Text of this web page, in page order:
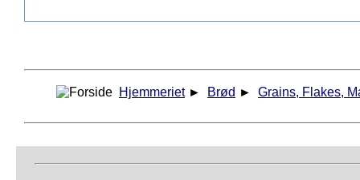
Hjemmeriet ► Brød ► Grains, Flakes,